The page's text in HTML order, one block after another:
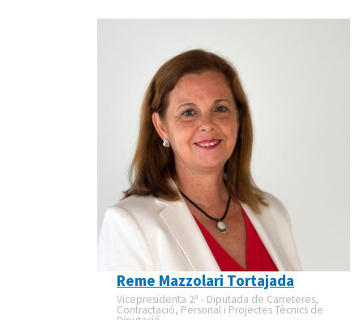
Reme Mazzolari Tortajada
Vicepresidenta 2ª - Diputada de Carreteres,
Contractació, Personal i Projectes Tècnics de